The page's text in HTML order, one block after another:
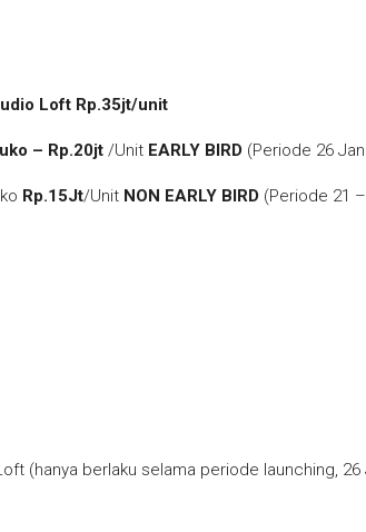
Loft Rp.35jt/unit
– Rp.20jt /Unit EARLY BIRD (Periode 26
Rp.15Jt/Unit NON EARLY BIRD (Periode 21
(hanya berlaku selama periode launching, 26